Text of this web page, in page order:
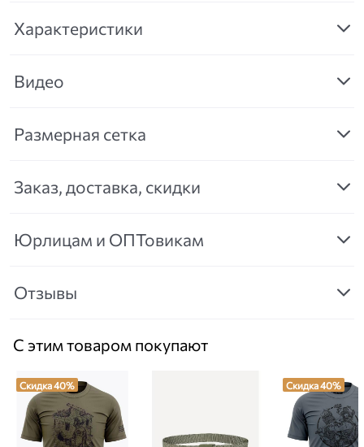
Характеристики
Видео
Размерная сетка
Заказ, доставка, скидки
Юрлицам и ОПТовикам
Отзывы
С этим товаром покупают
Скидка 40% Скидка 40%